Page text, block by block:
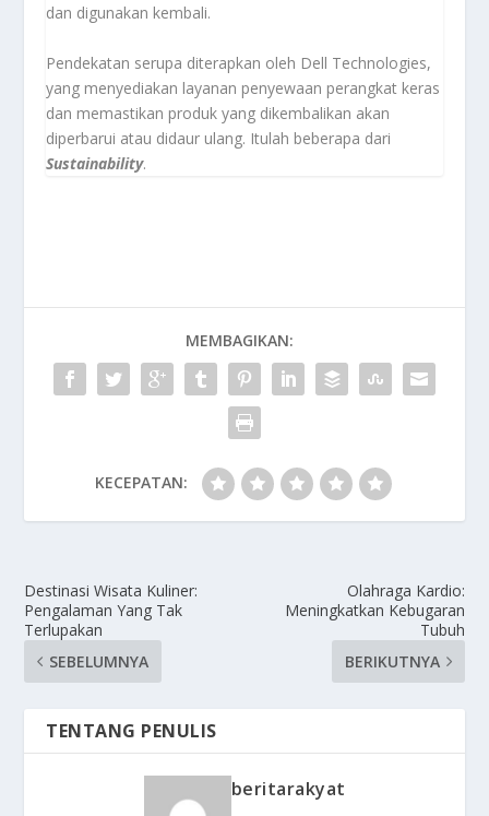
dan digunakan kembali.
Pendekatan serupa diterapkan oleh Dell Technologies,
yang menyediakan layanan penyewaan perangkat keras
dan memastikan produk yang dikembalikan akan
diperbarui atau didaur ulang. Itulah beberapa dari
Sustainability.
MEMBAGIKAN:
KECEPATAN:
Destinasi Wisata Kuliner:
Pengalaman Yang Tak
Terlupakan
SEBELUMNYA
Olahraga Kardio:
Meningkatkan Kebugaran
Tubuh
BERIKUTNYA
TENTANG PENULIS
beritarakyat